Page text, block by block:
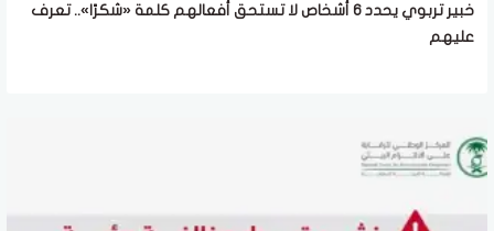
خبير تربوي يحدد 6 أشخاص لا تستحق أفعالهم كلمة «شكرًا».. تعرف
عليهم